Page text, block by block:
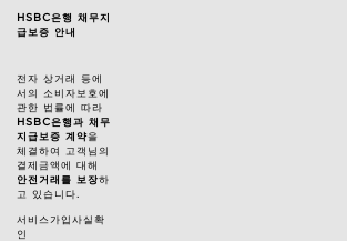
HSBC은행 채무지
급보증 안내
전자 상거래 등에
서의 소비자보호에
관한 법률에 따라
HSBC은행과 채무
지급보증 계약을
체결하여 고객님의
결제금액에 대해
안전거래를 보장하
고 있습니다.
서비스가입사실확
인